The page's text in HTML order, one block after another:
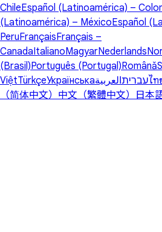
ChileEspañol (Latinoamérica) –
(Latinoamérica) – MéxicoEspañol
PeruFrançaisFrançais –
CanadaItalianoMagyarNederlands
(Brasil)Português (Portugal)Română
ViệtTürkçeУкраїнська עבריתالعربية ไท
（简体中文） 中文（繁體中文） 日本